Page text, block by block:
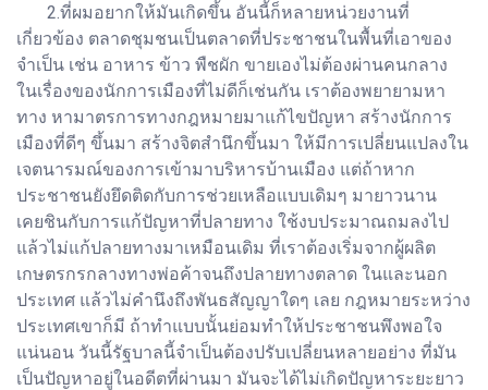
2.ที่ผมอยากให้มันเกิดขึ้น อันนี้ก็หลายหน่วยงานที่
เกี่ยวข้อง ตลาดชุมชนเป็นตลาดที่ประชาชนในพื้นที่เอาของ
จำเป็น เช่น อาหาร ข้าว พืชผัก ขายเองไม่ต้องผ่านคนกลาง
ในเรื่องของนักการเมืองที่ไม่ดีก็เช่นกัน เราต้องพยายามหา
ทาง หามาตรการทางกฎหมายมาแก้ไขปัญหา สร้างนักการ
เมืองที่ดีๆ ขึ้นมา สร้างจิตสำนึกขึ้นมา ให้มีการเปลี่ยนแปลงใน
เจตนารมณ์ของการเข้ามาบริหารบ้านเมือง แต่ถ้าหาก
ประชาชนยังยึดติดกับการช่วยเหลือแบบเดิมๆ มายาวนาน
เคยชินกับการแก้ปัญหาที่ปลายทาง ใช้งบประมาณถมลงไป
แล้วไม่แก้ปลายทางมาเหมือนเดิม ที่เราต้องเริ่มจากผู้ผลิต
เกษตรกรกลางทางพ่อค้าจนถึงปลายทางตลาด ในและนอก
ประเทศ แล้วไม่คำนึงถึงพันธสัญญาใดๆ เลย กฎหมายระหว่าง
ประเทศเขาก็มี ถ้าทำแบบนั้นย่อมทำให้ประชาชนพึงพอใจ
แน่นอน วันนี้รัฐบาลนี้จำเป็นต้องปรับเปลี่ยนหลายอย่าง ที่มัน
เป็นปัญหาอยู่ในอดีตที่ผ่านมา มันจะได้ไม่เกิดปัญหาระยะยาว